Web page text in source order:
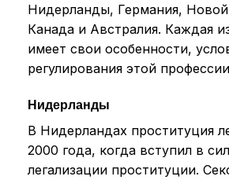
Нидерланды, Германия, Новой
Канада и Австралия. Каждая
имеет свои особенности,
регулирования этой
Нидерланды
В Нидерландах проституция
2000 года, когда вступил в
легализации проституции.